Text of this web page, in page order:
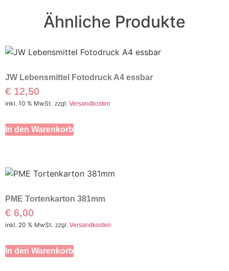
Ähnliche Produkte
JW Lebensmittel Fotodruck A4 essbar
€ 12,50
inkl. 10 % MwSt. zzgl. Versandkosten
In den Warenkorb
PME Tortenkarton 381mm
€ 6,00
inkl. 20 % MwSt. zzgl. Versandkosten
In den Warenkorb